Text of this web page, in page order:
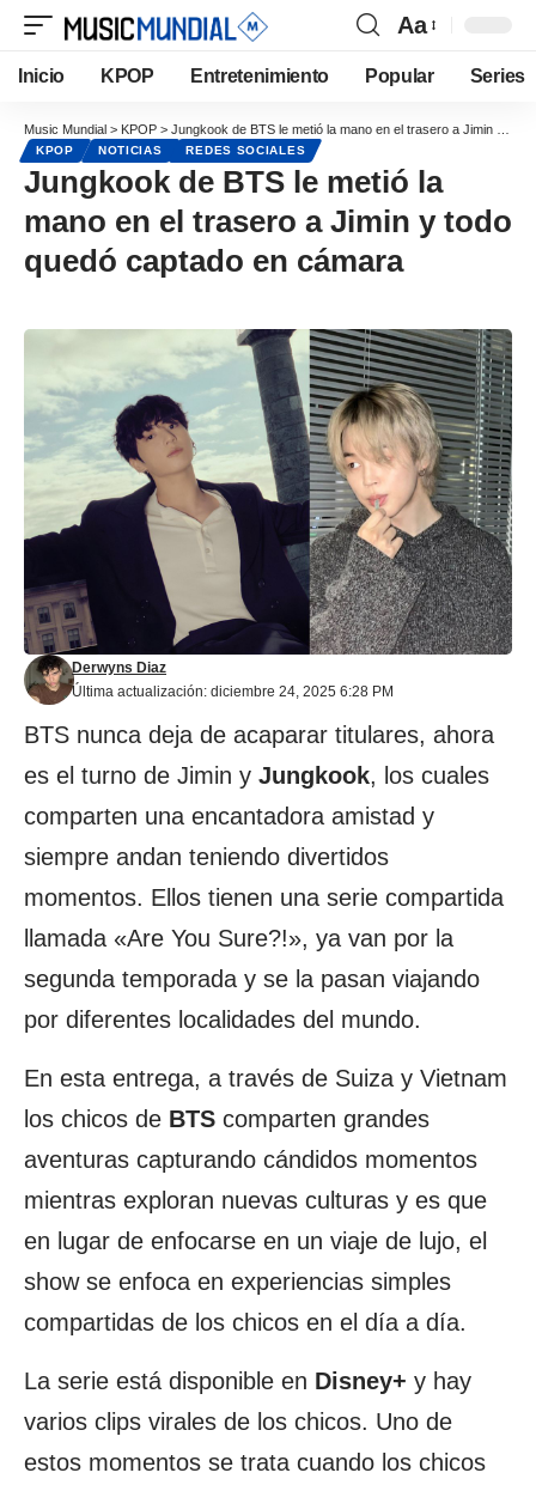
Aa
Inicio KPOP Entretenimiento Popular Series
Music Mundial > KPOP > Jungkook de BTS le metió la mano en el trasero a Jimin y todo quedó captado en cámara
KPOP NOTICIAS REDES SOCIALES
Jungkook de BTS le metió la
mano en el trasero a Jimin y todo
quedó captado en cámara
Última actualización: diciembre 24, 2025 6:28 PM
Derwyns Diaz
BTS nunca deja de acaparar titulares, ahora
es el turno de Jimin y Jungkook, los cuales
comparten una encantadora amistad y
siempre andan teniendo divertidos
momentos. Ellos tienen una serie compartida
llamada «Are You Sure?!», ya van por la
segunda temporada y se la pasan viajando
por diferentes localidades del mundo.
En esta entrega, a través de Suiza y Vietnam
los chicos de BTS comparten grandes
aventuras capturando cándidos momentos
mientras exploran nuevas culturas y es que
en lugar de enfocarse en un viaje de lujo, el
show se enfoca en experiencias simples
compartidas de los chicos en el día a día.
La serie está disponible en Disney+ y hay
varios clips virales de los chicos. Uno de
estos momentos se trata cuando los chicos